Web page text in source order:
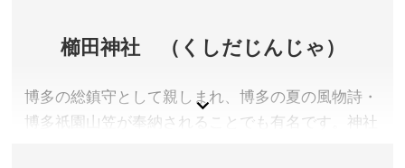
櫛田神社 （くしだじんじゃ）
博多の総鎮守として親しまれ、博多の夏の風物詩・
博多祇園山笠が奉納されることでも有名です。神社